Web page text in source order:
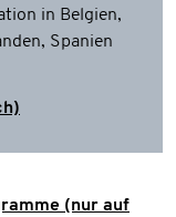
in Belgien,
Spanien
(nur auf